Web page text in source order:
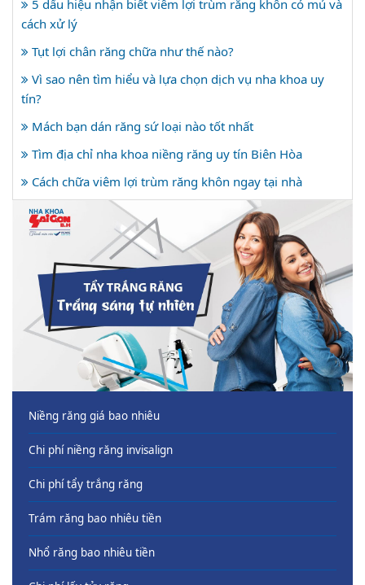
5 dấu hiệu nhận biết viêm lợi trùm răng khôn có mủ và
cách xử lý
Tụt lợi chân răng chữa như thế nào?
Vì sao nên tìm hiểu và lựa chọn dịch vụ nha khoa uy
tín?
Mách bạn dán răng sứ loại nào tốt nhất
Tìm địa chỉ nha khoa niềng răng uy tín Biên Hòa
Cách chữa viêm lợi trùm răng khôn ngay tại nhà
Niềng răng giá bao nhiêu
Chi phí niềng răng invisalign
Chi phí tẩy trắng răng
Trám răng bao nhiêu tiền
Nhổ răng bao nhiêu tiền